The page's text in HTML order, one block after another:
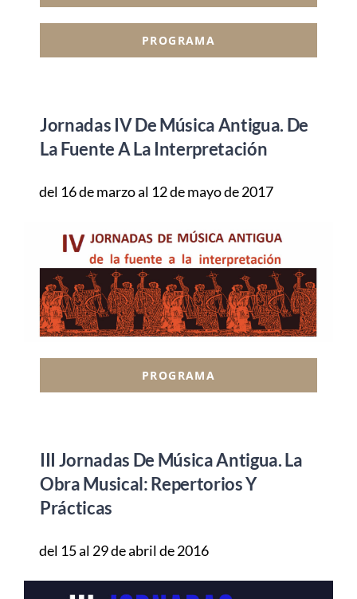
PROGRAMA
Jornadas IV De Música Antigua. De
La Fuente A La Interpretación
del 16 de marzo al 12 de mayo de 2017
PROGRAMA
III Jornadas De Música Antigua. La
Obra Musical: Repertorios Y
Prácticas
del 15 al 29 de abril de 2016